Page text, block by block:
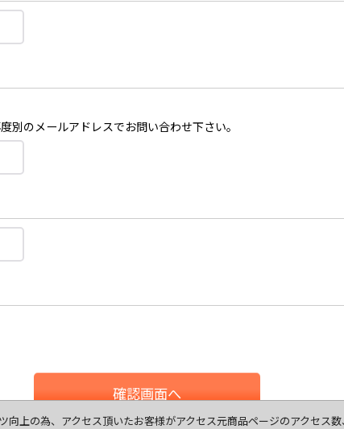
別のメールアドレスでお問い合わせ下さい。
確認画面へ
上の為、アクセス頂いたお客様がアクセス元商品ページのアクセス